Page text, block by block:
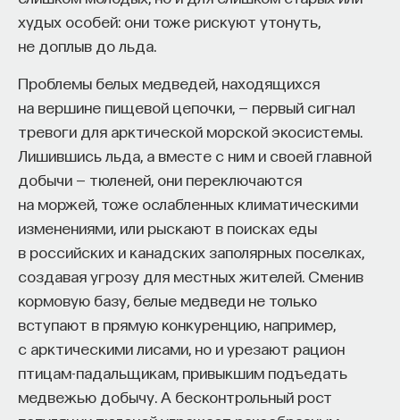
худых особей: они тоже рискуют утонуть,
не доплыв до льда.
Проблемы белых медведей, находящихся
на вершине пищевой цепочки, — первый сигнал
тревоги для арктической морской экосистемы.
Лишившись льда, а вместе с ним и своей главной
добычи — тюленей, они переключаются
на моржей, тоже ослабленных климатическими
изменениями, или рыскают в поисках еды
в российских и канадских заполярных поселках,
создавая угрозу для местных жителей. Сменив
кормовую базу, белые медведи не только
вступают в прямую конкуренцию, например,
с арктическими лисами, но и урезают рацион
птицам-падальщикам, привыкшим подъедать
медвежью добычу. А бесконтрольный рост